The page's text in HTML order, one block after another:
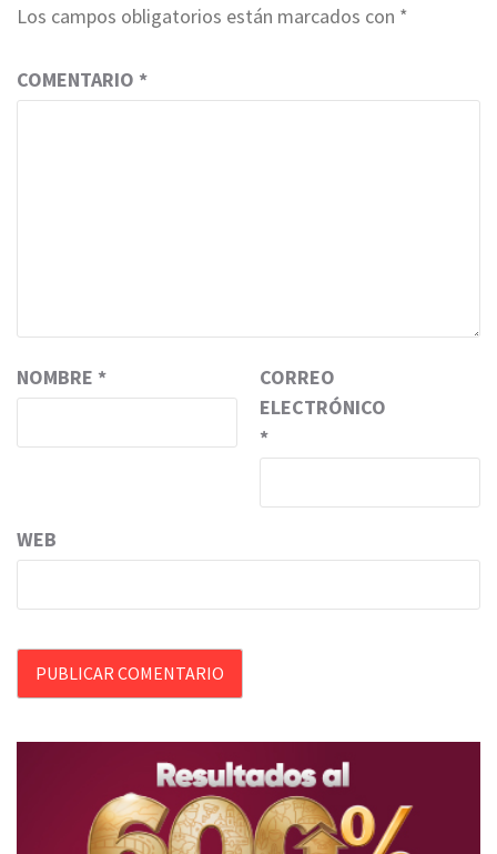
Los campos obligatorios están marcados con *
COMENTARIO *
NOMBRE *
CORREO
ELECTRÓNICO
*
WEB